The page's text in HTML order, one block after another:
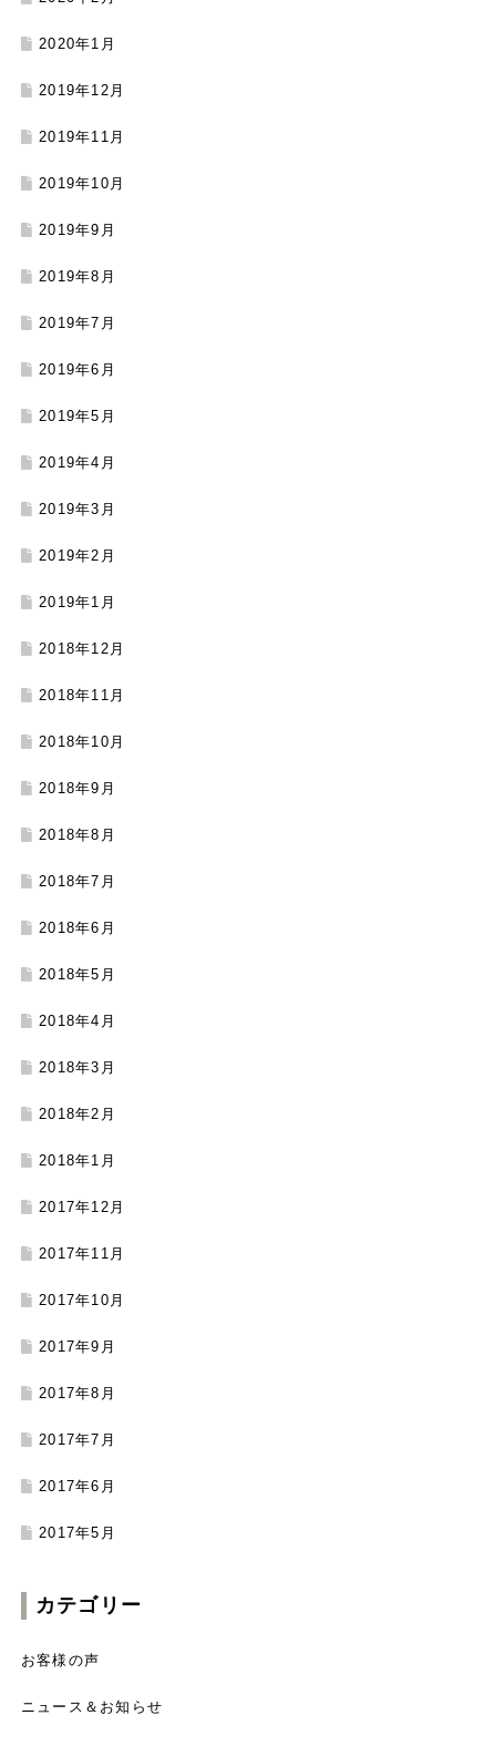
2020年1月
2019年12月
2019年11月
2019年10月
2019年9月
2019年8月
2019年7月
2019年6月
2019年5月
2019年4月
2019年3月
2019年2月
2019年1月
2018年12月
2018年11月
2018年10月
2018年9月
2018年8月
2018年7月
2018年6月
2018年5月
2018年4月
2018年3月
2018年2月
2018年1月
2017年12月
2017年11月
2017年10月
2017年9月
2017年8月
2017年7月
2017年6月
2017年5月
カテゴリー
お客様の声
ニュース＆お知らせ